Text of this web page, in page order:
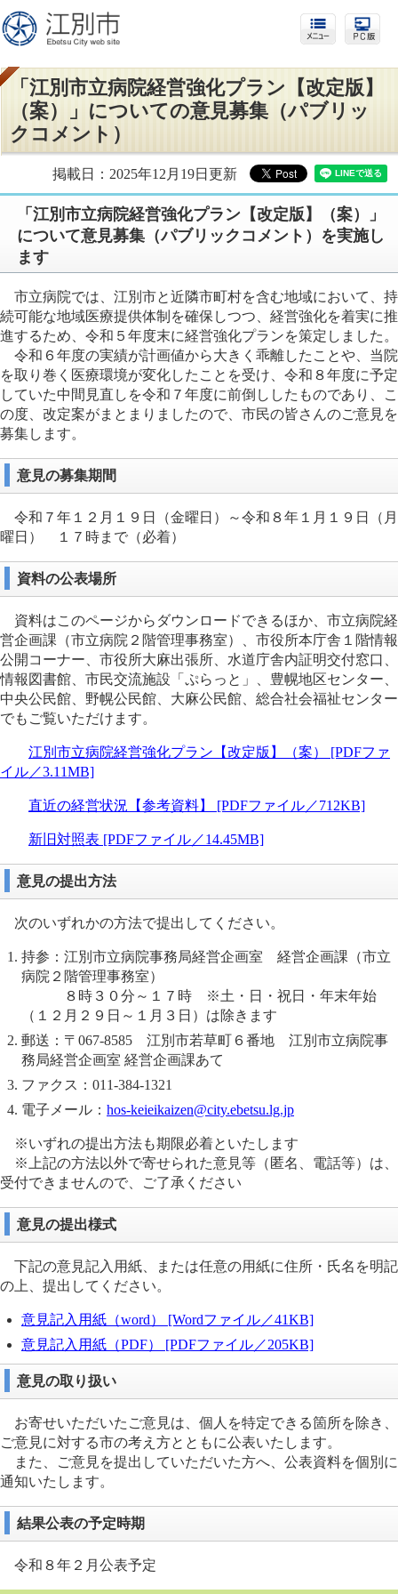
「江別市立病院経営強化プラン【改定版】
（案）」についての意見募集（パブリッ
クコメント）
掲載日：2025年12月19日更新
「江別市立病院経営強化プラン【改定版】（案）」
について意見募集（パブリックコメント）を実施し
ます
市立病院では、江別市と近隣市町村を含む地域において、持
続可能な地域医療提供体制を確保しつつ、経営強化を着実に推
進するため、令和５年度末に経営強化プランを策定しました。
令和６年度の実績が計画値から大きく乖離したことや、当院
を取り巻く医療環境が変化したことを受け、令和８年度に予定
していた中間見直しを令和７年度に前倒ししたものであり、こ
の度、改定案がまとまりましたので、市民の皆さんのご意見を
募集します。
意見の募集期間
令和７年１２月１９日（金曜日）～令和８年１月１９日（月
曜日） １７時まで（必着）
資料の公表場所
資料はこのページからダウンロードできるほか、市立病院経
営企画課（市立病院２階管理事務室）、市役所本庁舎１階情報
公開コーナー、市役所大麻出張所、水道庁舎内証明交付窓口、
情報図書館、市民交流施設「ぷらっと」、豊幌地区センター、
中央公民館、野幌公民館、大麻公民館、総合社会福祉センター
でもご覧いただけます。
江別市立病院経営強化プラン【改定版】（案） [PDFファ
イル／3.11MB]
直近の経営状況【参考資料】 [PDFファイル／712KB]
新旧対照表 [PDFファイル／14.45MB]
意見の提出方法
次のいずれかの方法で提出してください。
持参：江別市立病院事務局経営企画室 経営企画課（市立
病院２階管理事務室）
８時３０分～１７時 ※土・日・祝日・年末年始
（１２月２９日～１月３日）は除きます
郵送：〒067-8585 江別市若草町６番地 江別市立病院事
務局経営企画室 経営企画課あて
ファクス：011-384-1321
電子メール： hos-keieikaizen@city.ebetsu.lg.jp
※いずれの提出方法も期限必着といたします
※上記の方法以外で寄せられた意見等（匿名、電話等）は、
受付できませんので、ご了承ください
意見の提出様式
下記の意見記入用紙、または任意の用紙に住所・氏名を明記
の上、提出してください。
意見記入用紙（word） [Wordファイル／41KB]
意見記入用紙（PDF） [PDFファイル／205KB]
意見の取り扱い
お寄せいただいたご意見は、個人を特定できる箇所を除き、
ご意見に対する市の考え方とともに公表いたします。
また、ご意見を提出していただいた方へ、公表資料を個別に
通知いたします。​
結果公表の予定時期
令和８年２月公表予定